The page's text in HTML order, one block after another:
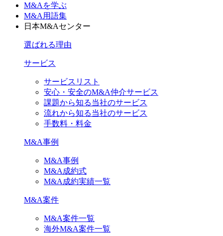
M&Aを学ぶ
M&A用語集
日本M&Aセンター
選ばれる理由
サービス
サービスリスト
安心・安全のM&A仲介サービス
課題から知る当社のサービス
流れから知る当社のサービス
手数料・料金
M&A事例
M&A事例
M&A成約式
M&A成約実績一覧
M&A案件
M&A案件一覧
海外M&A案件一覧